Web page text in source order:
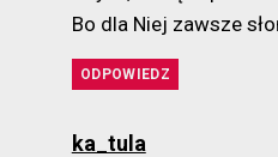
Bo dla Niej zawsze
ODPOWIEDZ
ka_tulakomentarz: